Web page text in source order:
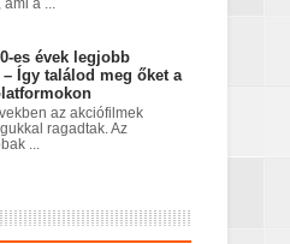
a ...
es évek legjobb
Így találod meg őket a
az akciófilmek
ragadtak. Az
...